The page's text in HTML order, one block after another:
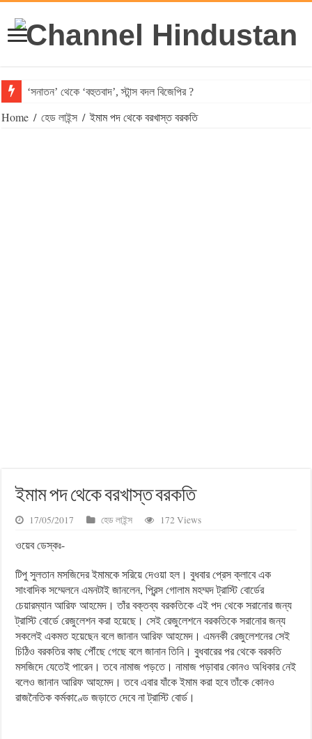
‘সনাতন’ থেকে ‘বহুতবাদ’, স্টান্স বদল বিজেপির ?
Home / হেড লাইন্স / ইমাম পদ থেকে বরখাস্ত বরকতি
ইমাম পদ থেকে বরখাস্ত বরকতি
17/05/2017 হেড লাইন্স 172 Views
ওয়েব ডেস্কঃ-
টিপু সুলতান মসজিদের ইমামকে সরিয়ে দেওয়া হল। বুধবার প্রেস ক্লাবে এক
সাংবাদিক সম্মেলনে এমনটাই জানলেন, প্রিন্স গোলাম মহম্মদ ট্রাস্টি বোর্ডের
চেয়ারম্যান আরিফ আহমেদ। তাঁর বক্তব্য বরকতিকে এই পদ থেকে সরানোর জন্য
ট্রাস্টি বোর্ডে রেজুলেশন করা হয়েছে। সেই রেজুলেশনে বরকতিকে সরানোর জন্য
সকলেই একমত হয়েছেন বলে জানান আরিফ আহমেদ। এমনকী রেজুলেশনের সেই
চিঠিও বরকতির কাছ পৌঁছে গেছে বলে জানান তিনি। বুধবারের পর থেকে বরকতি
মসজিদে যেতেই পারেন। তবে নামাজ পড়তে। নামাজ পড়াবার কোনও অধিকার নেই
বলেও জানান আরিফ আহমেদ। তবে এবার যাঁকে ইমাম করা হবে তাঁকে কোনও
রাজনৈতিক কর্মকাণ্ডে জড়াতে দেবে না ট্রাস্টি বোর্ড।